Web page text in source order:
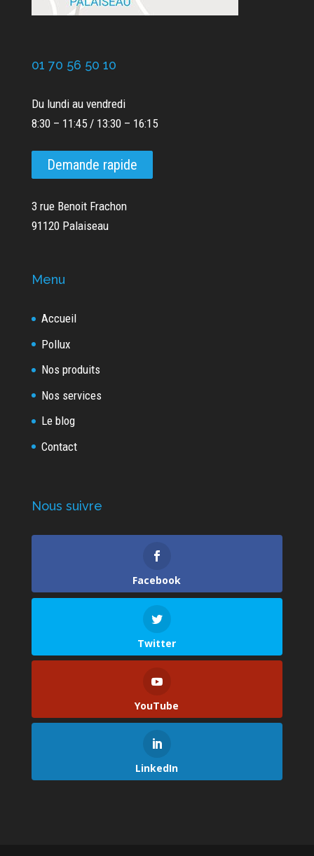
01 70 56 50 10
Du lundi au vendredi
8:30 – 11:45 / 13:30 – 16:15
Demande rapide
3 rue Benoit Frachon
91120 Palaiseau
Menu
Accueil
Pollux
Nos produits
Nos services
Le blog
Contact
Nous suivre
Facebook
Twitter
YouTube
LinkedIn